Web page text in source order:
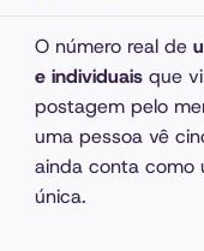
O número real de
e individuais que
postagem pelo
uma pessoa vê
ainda conta como
única.